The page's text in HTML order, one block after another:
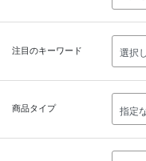
注目のキーワード
商品タイプ